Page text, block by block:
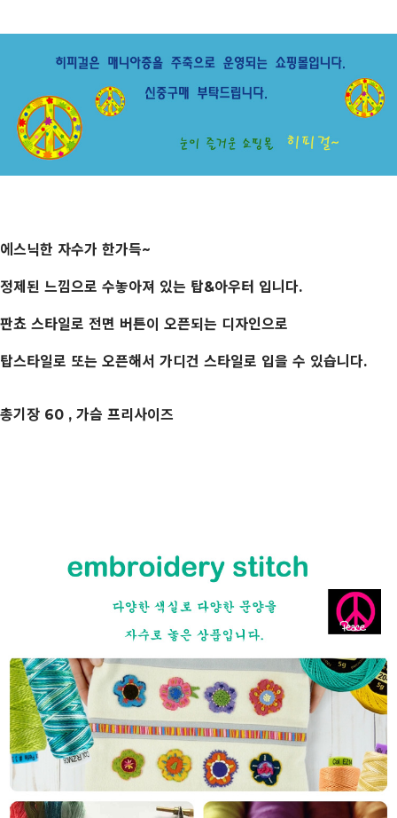
에스닉한 자수가 한가득~
정제된 느낌으로 수놓아져 있는 탑&아우터 입니다.
판쵸 스타일로 전면 버튼이 오픈되는 디자인으로
탑스타일로 또는 오픈해서 가디건 스타일로 입을 수 있습니다.
총기장 60 , 가슴 프리사이즈